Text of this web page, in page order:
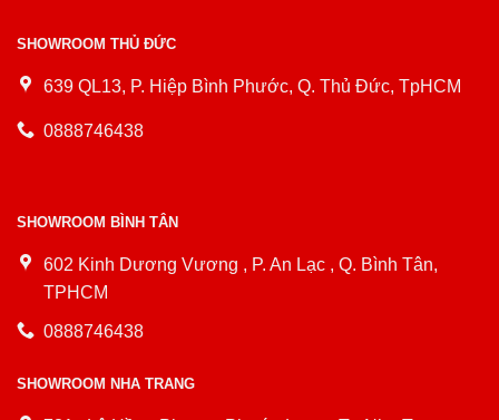
SHOWROOM THỦ ĐỨC
639 QL13, P. Hiệp Bình Phước, Q. Thủ Đức, TpHCM
0888746438
SHOWROOM BÌNH TÂN
602 Kinh Dương Vương , P. An Lạc , Q. Bình Tân,
TPHCM
0888746438
SHOWROOM NHA TRANG